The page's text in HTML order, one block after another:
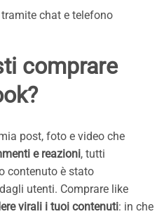
chat e telefono
comprare
post, foto e video che
e reazioni, tutti
contenuto è stato
utenti. Comprare like
virali i tuoi contenuti: in che